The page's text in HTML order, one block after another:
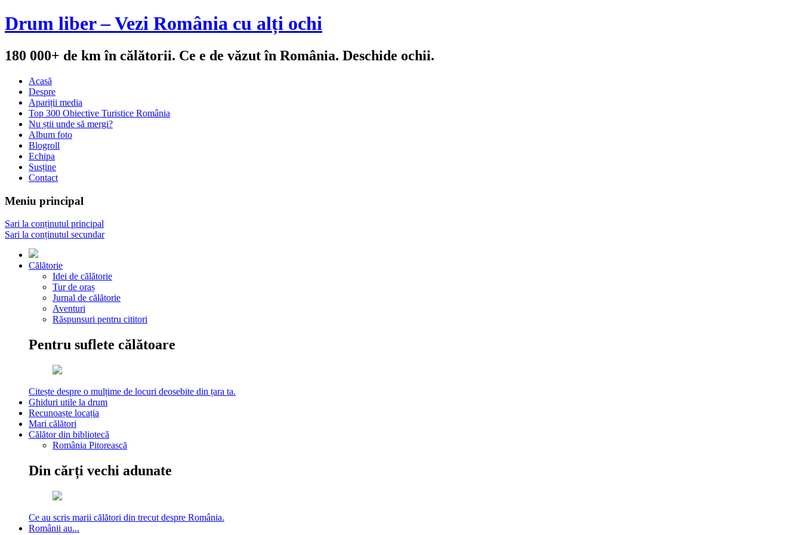
Drum liber – Vezi România cu alți ochi
180 000+ de km în călătorii. Ce e de văzut în România. Deschide ochii.
Acasă
Despre
Apariții media
Top 300 Obiective Turistice România
Nu știi unde să mergi?
Album foto
Blogroll
Echipa
Susține
Contact
Meniu principal
Sari la conținutul principal
Sari la conținutul secundar
Călătorie
Idei de călătorie
Tur de oraș
Jurnal de călătorie
Aventuri
Răspunsuri pentru cititori
Pentru suflete călătoare
Citește despre o mulțime de locuri deosebite din țara ta.
Ghiduri utile la drum
Recunoaște locația
Mari călători
Călător din bibliotecă
România Pitorească
Din cărți vechi adunate
Ce au scris marii călători din trecut despre România.
Românii au...